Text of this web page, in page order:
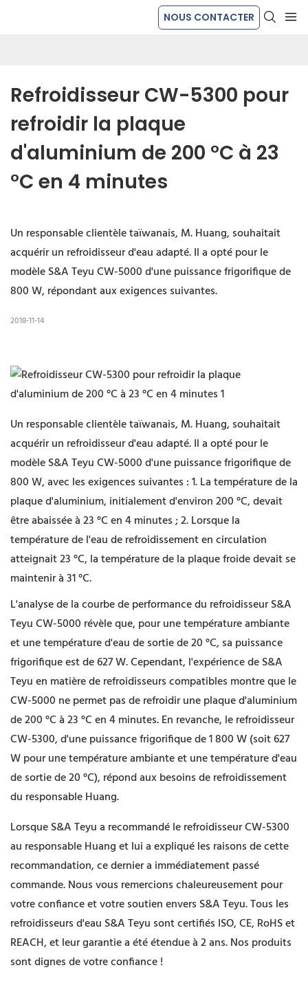
NOUS CONTACTER
Refroidisseur CW-5300 pour
refroidir la plaque
d'aluminium de 200 °C à 23
°C en 4 minutes
Un responsable clientèle taïwanais, M. Huang, souhaitait
acquérir un refroidisseur d'eau adapté. Il a opté pour le
modèle S&A Teyu CW-5000 d'une puissance frigorifique de
800 W, répondant aux exigences suivantes.
2018-11-14
Un responsable clientèle taïwanais, M. Huang, souhaitait
acquérir un refroidisseur d'eau adapté. Il a opté pour le
modèle S&A Teyu CW-5000 d'une puissance frigorifique de
800 W, avec les exigences suivantes : 1. La température de la
plaque d'aluminium, initialement d'environ 200 °C, devait
être abaissée à 23 °C en 4 minutes ; 2. Lorsque la
température de l'eau de refroidissement en circulation
atteignait 23 °C, la température de la plaque froide devait se
maintenir à 31 °C.
L'analyse de la courbe de performance du refroidisseur S&A
Teyu CW-5000 révèle que, pour une température ambiante
et une température d'eau de sortie de 20 °C, sa puissance
frigorifique est de 627 W. Cependant, l'expérience de S&A
Teyu en matière de refroidisseurs compatibles montre que le
CW-5000 ne permet pas de refroidir une plaque d'aluminium
de 200 °C à 23 °C en 4 minutes. En revanche, le refroidisseur
CW-5300, d'une puissance frigorifique de 1 800 W (soit 627
W pour une température ambiante et une température d'eau
de sortie de 20 °C), répond aux besoins de refroidissement
du responsable Huang.
Lorsque S&A Teyu a recommandé le refroidisseur CW-5300
au responsable Huang et lui a expliqué les raisons de cette
recommandation, ce dernier a immédiatement passé
commande. Nous vous remercions chaleureusement pour
votre confiance et votre soutien envers S&A Teyu. Tous les
refroidisseurs d'eau S&A Teyu sont certifiés ISO, CE, RoHS et
REACH, et leur garantie a été étendue à 2 ans. Nos produits
sont dignes de votre confiance !